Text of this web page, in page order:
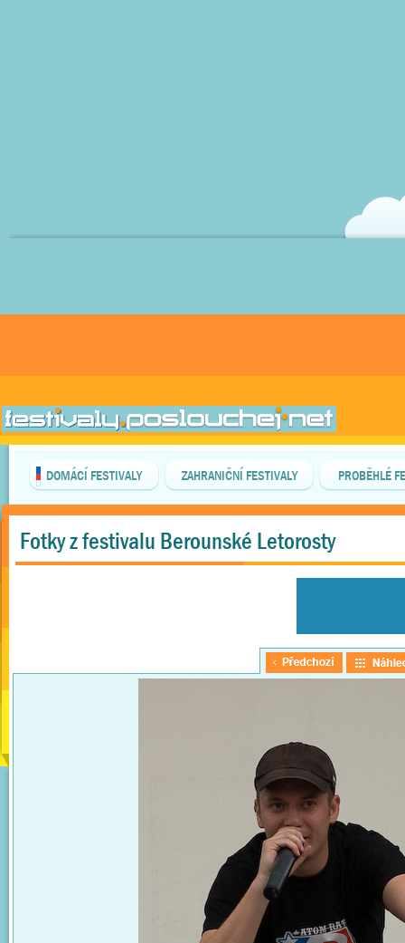
DOMÁCÍ FESTIVALY ZAHRANIČNÍ FESTIVALY PROBĚHLÉ
Fotky z festivalu Berounské Letorosty